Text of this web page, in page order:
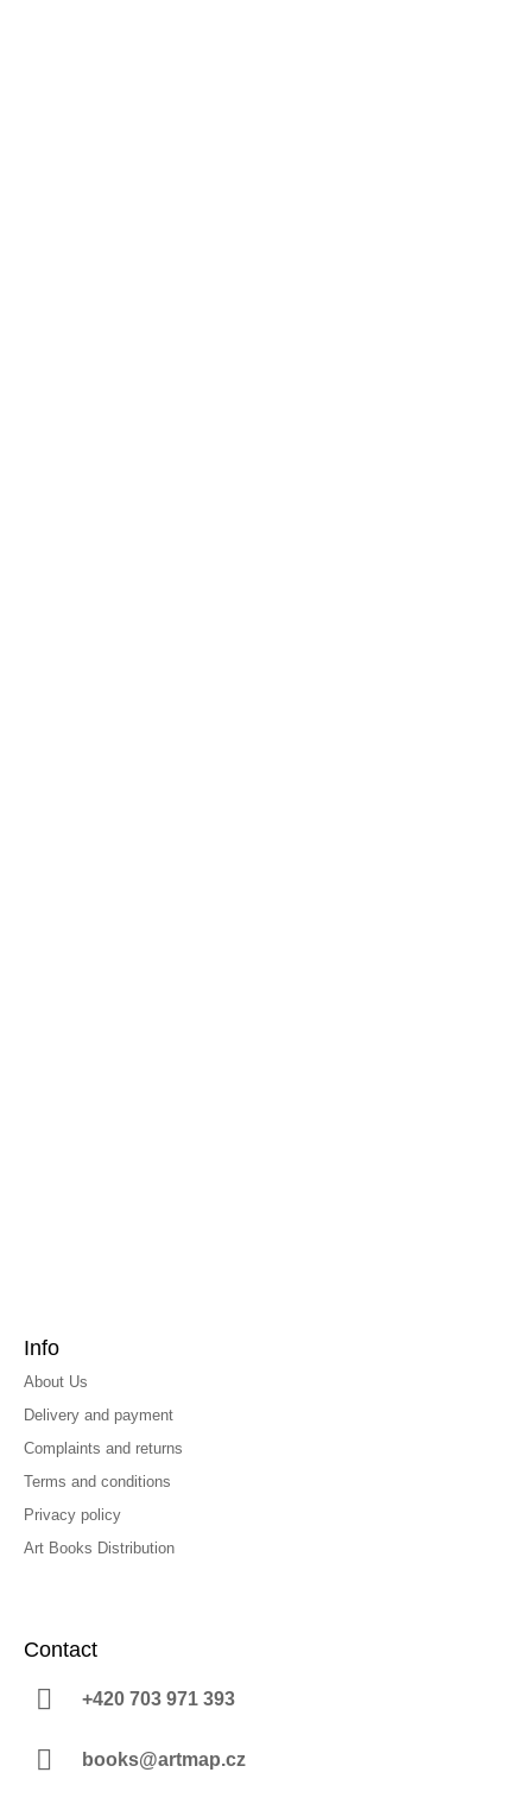
Info
About Us
Delivery and payment
Complaints and returns
Terms and conditions
Privacy policy
Art Books Distribution
Contact
+420 703 971 393
books@artmap.cz